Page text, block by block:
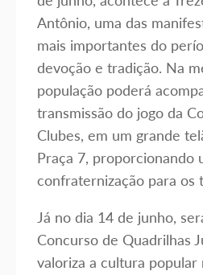
Antônio, uma das
mais importantes do
devoção e tradição. Na
população poderá
transmissão do jogo da
Clubes, em um grande
Praça 7, proporcionando
confraternização para os
Já no dia 14 de junho,
Concurso de Quadrilhas
valoriza a cultura popular